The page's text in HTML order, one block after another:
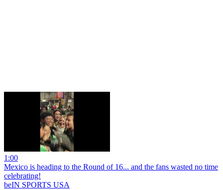
1:00
Mexico is heading to the Round of 16... and the fans wasted no time
celebrating!
beIN SPORTS USA